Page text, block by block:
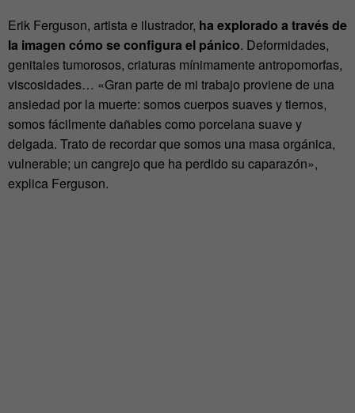
Erik Ferguson, artista e ilustrador, ha explorado a través de
la imagen cómo se configura el pánico. Deformidades,
genitales tumorosos, criaturas mínimamente antropomorfas,
viscosidades… «Gran parte de mi trabajo proviene de una
ansiedad por la muerte: somos cuerpos suaves y tiernos,
somos fácilmente dañables como porcelana suave y
delgada. Trato de recordar que somos una masa orgánica,
vulnerable; un cangrejo que ha perdido su caparazón»,
explica Ferguson.